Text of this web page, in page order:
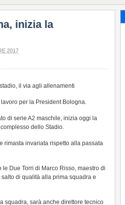
inizia la
2017
il via agli allenamenti
per la President Bologna.
di serie A2 maschile, inizia oggi la
dello Stadio.
rimasta invariata rispetto alla passata
Due Torri di Marco Risso, maestro di
di qualità alla prima squadra e
squadra, sarà anche direttore tecnico